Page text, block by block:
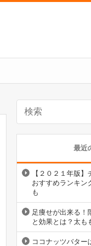
最近
【２０２１年版
おすすめランキン
も
足痩せが出来る！
と効果とは？太も
ココナッツバター